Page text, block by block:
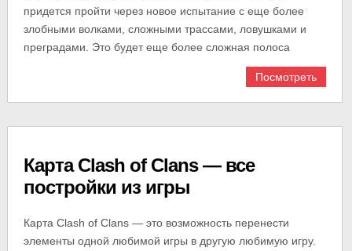
придется пройти через новое испытание с еще более
злобными волками, сложными трассами, ловушками и
преградами. Это будет еще более сложная полоса
Посмотреть
Карта Clash of Clans — все
постройки из игры
Карта Clash of Clans — это возможность перенести
элементы одной любимой игры в другую любимую игру.